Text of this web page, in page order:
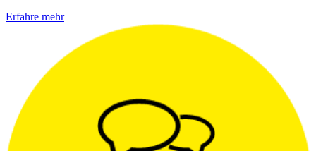
Erfahre mehr